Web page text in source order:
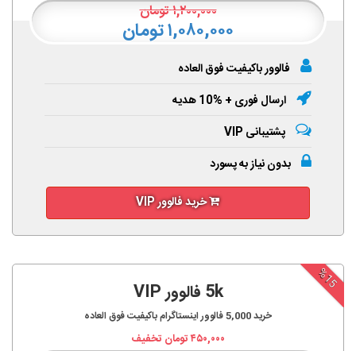
۱,۲۰۰,۰۰۰تومان
۱,۰۸۰,۰۰۰ تومان
فالوور باکیفیت فوق العاده
ارسال فوری + %10 هدیه
پشتیبانی VIP
بدون نیاز به پسورد
خرید فالوور VIP
%15
5k فالوور VIP
خرید5,000فالوور اینستاگرام باکیفیت فوق العاده
۴۵۰,۰۰۰تومان تخفیف